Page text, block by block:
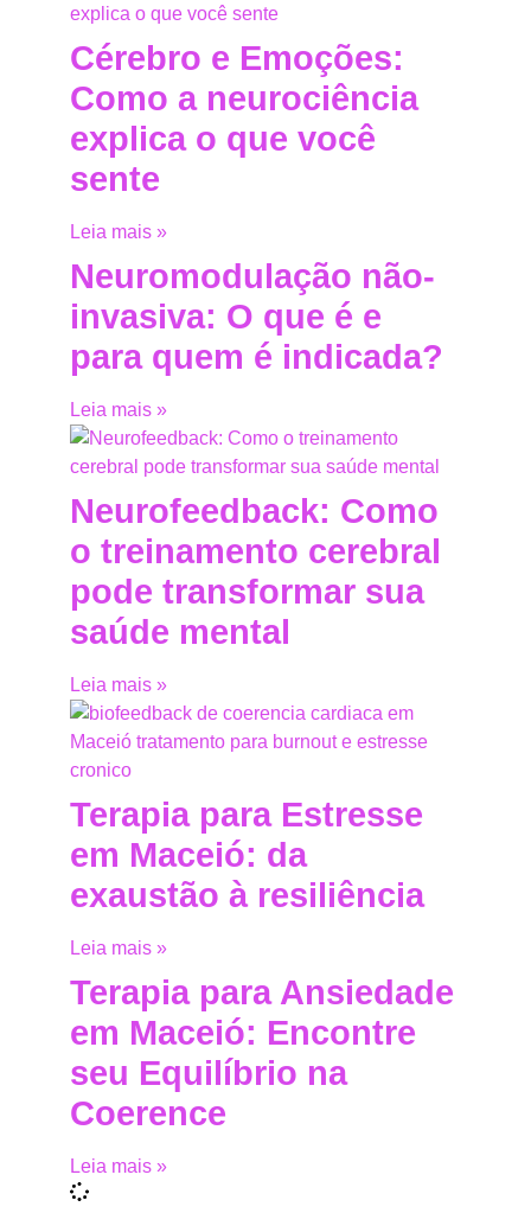
Cérebro e Emoções:
Como a neurociência
explica o que você
sente
Leia mais »
Neuromodulação não-
invasiva: O que é e
para quem é indicada?
Leia mais »
Neurofeedback: Como
o treinamento cerebral
pode transformar sua
saúde mental
Leia mais »
Terapia para Estresse
em Maceió: da
exaustão à resiliência
Leia mais »
Terapia para Ansiedade
em Maceió: Encontre
seu Equilíbrio na
Coerence
Leia mais »